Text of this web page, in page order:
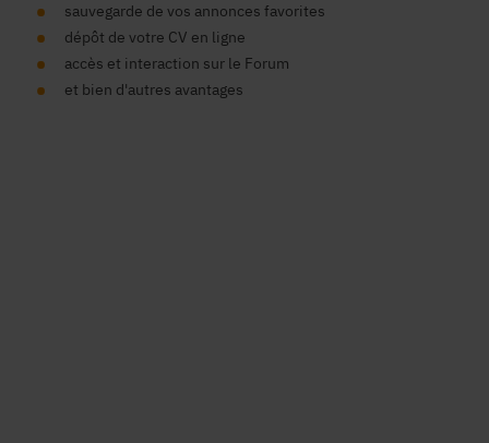
sauvegarde de vos annonces favorites
dépôt de votre CV en ligne
accès et interaction sur le Forum
et bien d'autres avantages